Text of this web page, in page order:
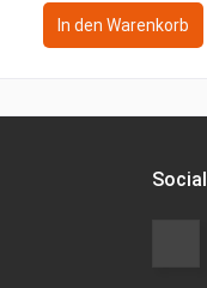
In den Warenkorb
Social